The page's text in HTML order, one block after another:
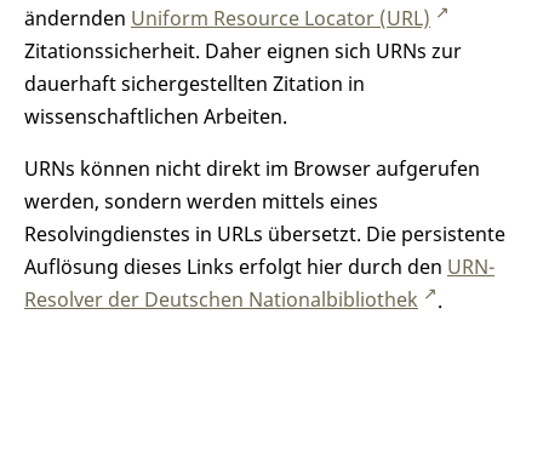
ändernden Uniform Resource Locator (URL)
Zitationssicherheit. Daher eignen sich URNs zur
dauerhaft sichergestellten Zitation in
wissenschaftlichen Arbeiten.
URNs können nicht direkt im Browser aufgerufen
werden, sondern werden mittels eines
Resolvingdienstes in URLs übersetzt. Die persistente
Auflösung dieses Links erfolgt hier durch den URN-
Resolver der Deutschen Nationalbibliothek
.